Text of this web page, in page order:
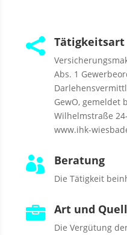
 Tätigkeitsart
Abs. 1
GewO, gemeldet
Wilhelmstraße
www.ihk-
 Beratung
Die Tätigkeit
 Art und
Die Vergütung